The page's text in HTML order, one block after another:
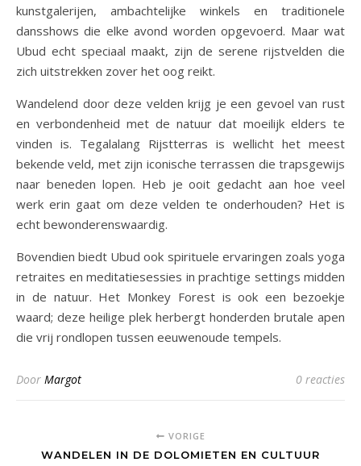
kunstgalerijen, ambachtelijke winkels en traditionele
dansshows die elke avond worden opgevoerd. Maar wat
Ubud echt speciaal maakt, zijn de serene rijstvelden die
zich uitstrekken zover het oog reikt.
Wandelend door deze velden krijg je een gevoel van rust
en verbondenheid met de natuur dat moeilijk elders te
vinden is. Tegalalang Rijstterras is wellicht het meest
bekende veld, met zijn iconische terrassen die trapsgewijs
naar beneden lopen. Heb je ooit gedacht aan hoe veel
werk erin gaat om deze velden te onderhouden? Het is
echt bewonderenswaardig.
Bovendien biedt Ubud ook spirituele ervaringen zoals yoga
retraites en meditatiesessies in prachtige settings midden
in de natuur. Het Monkey Forest is ook een bezoekje
waard; deze heilige plek herbergt honderden brutale apen
die vrij rondlopen tussen eeuwenoude tempels.
Door Margot 0 reacties
VORIGE
WANDELEN IN DE DOLOMIETEN EN CULTUUR